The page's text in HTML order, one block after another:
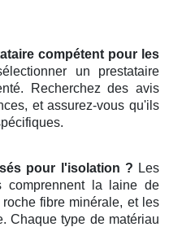
compétent pour les
un prestataire
Recherchez des avis
et assurez-vous qu'ils
pour l'isolation ? Les
comprennent la laine de
fibre minérale, et les
Chaque type de matériau